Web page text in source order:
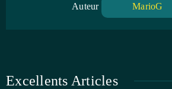
Auteur MarioG
Excellents Articles